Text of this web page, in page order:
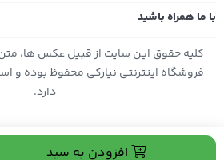
افزودن به سبد
با ما همراه باشید
کليه حقوق اين سايت از قبیل عکس ها،
فروشگاه اینترنتی نیارکی محفوظ بوده و
دارد.